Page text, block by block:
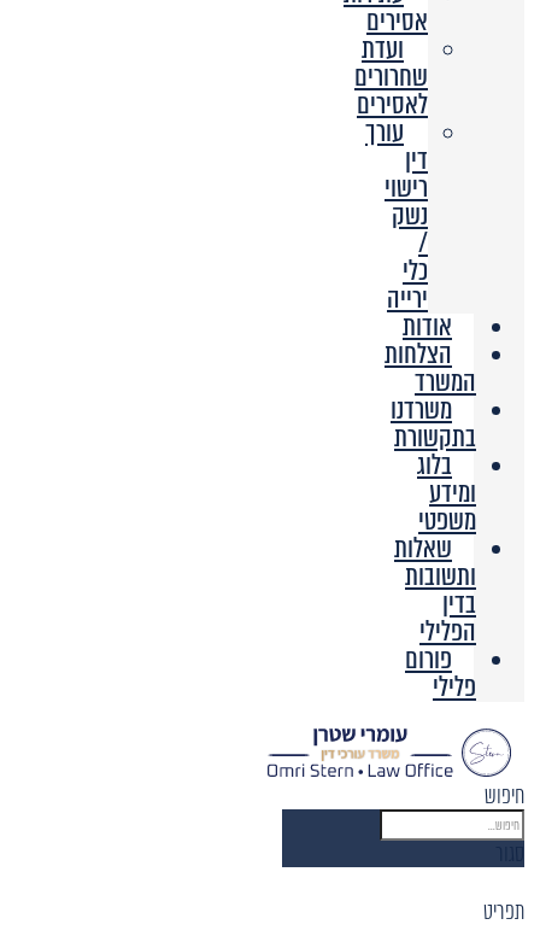
אסירים
ועדת
שחרורים
לאסירים
עורך
דין
רישוי
נשק
/
כלי
ירייה
אודות
הצלחות
המשרד
משרדנו
בתקשורת
בלוג
ומידע
משפטי
שאלות
ותשובות
בדין
הפלילי
פורום
פלילי
חיפוש
תפריט